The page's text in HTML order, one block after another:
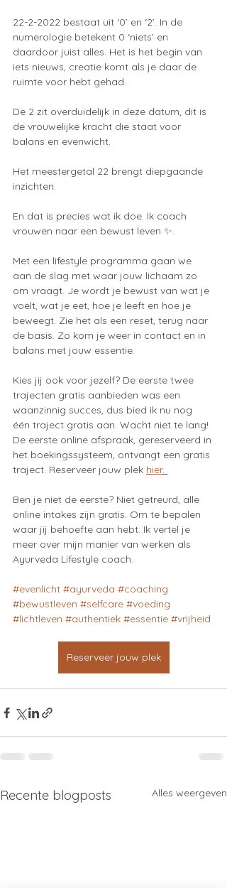
22-2-2022 bestaat uit ‘0’ en ‘2’. In de
numerologie betekent 0 ‘niets’ en
daardoor juist alles. Het is het begin van
iets nieuws, creatie komt als je daar de
ruimte voor hebt gehad.
De 2 zit overduidelijk in deze datum, dit is
de vrouwelijke kracht die staat voor
balans en evenwicht.
Het meestergetal 22 brengt diepgaande
inzichten.
En dat is precies wat ik doe. Ik coach
vrouwen naar een bewust leven ✨.
Met een lifestyle programma gaan we
aan de slag met waar jouw lichaam zo
om vraagt. Je wordt je bewust van wat je
voelt, wat je eet, hoe je leeft en hoe je
beweegt. Zie het als een reset, terug naar
de basis. Zo kom je weer in contact en in
balans met jouw essentie.
Kies jij ook voor jezelf? De eerste twee
trajecten gratis aanbieden was een
waanzinnig succes, dus bied ik nu nog
één traject gratis aan. Wacht niet te lang!
De eerste online afspraak, gereserveerd in
het boekingssysteem, ontvangt een gratis
traject. Reserveer jouw plek hier.
Ben je niet de eerste? Niet getreurd, alle
online intakes zijn gratis. Om te bepalen
waar jij behoefte aan hebt. Ik vertel je
meer over mijn manier van werken als
Ayurveda Lifestyle coach.
#evenlicht #ayurveda #coaching
#bewustleven #selfcare #voeding
#lichtleven #authentiek #essentie #vrijheid
Reserveer jouw plek
Recente blogposts Alles weergeven